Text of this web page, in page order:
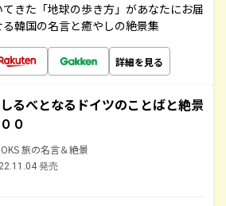
きた「地球の歩き方」があなたにお届
韓国の名言と癒やしの絶景集
詳細を見る
るべとなるドイツのことばと絶景
０
旅の名言＆絶景
発売